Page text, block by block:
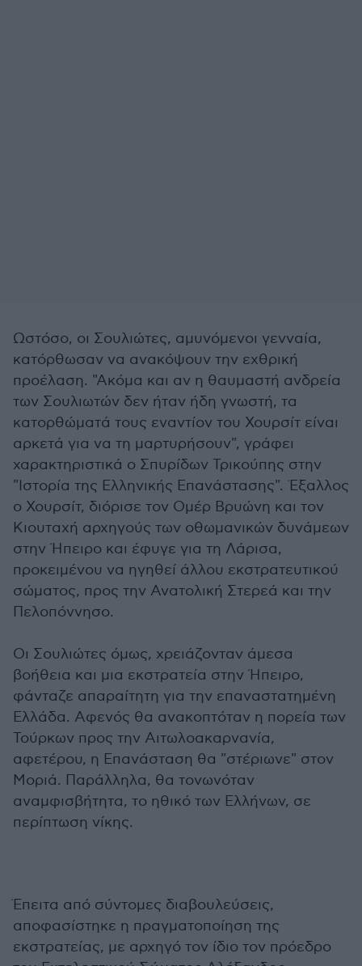
Ωστόσο, οι Σουλιώτες, αμυνόμενοι γενναία,
κατόρθωσαν να ανακόψουν την εχθρική
προέλαση. "Ακόμα και αν η θαυμαστή ανδρεία
των Σουλιωτών δεν ήταν ήδη γνωστή, τα
κατορθώματά τους εναντίον του Χουρσίτ είναι
αρκετά για να τη μαρτυρήσουν", γράφει
χαρακτηριστικά ο Σπυρίδων Τρικούπης στην
"Ιστορία της Ελληνικής Επανάστασης". Έξαλλος
ο Χουρσίτ, διόρισε τον Ομέρ Βρυώνη και τον
Κιουταχή αρχηγούς των οθωμανικών δυνάμεων
στην Ήπειρο και έφυγε για τη Λάρισα,
προκειμένου να ηγηθεί άλλου εκστρατευτικού
σώματος, προς την Ανατολική Στερεά και την
Πελοπόννησο.
Οι Σουλιώτες όμως, χρειάζονταν άμεσα
βοήθεια και μια εκστρατεία στην Ήπειρο,
φάνταζε απαραίτητη για την επαναστατημένη
Ελλάδα. Αφενός θα ανακοπτόταν η πορεία των
Τούρκων προς την Αιτωλοακαρνανία,
αφετέρου, η Επανάσταση θα "στέριωνε" στον
Μοριά. Παράλληλα, θα τονωνόταν
αναμφισβήτητα, το ηθικό των Ελλήνων, σε
περίπτωση νίκης.
Έπειτα από σύντομες διαβουλεύσεις,
αποφασίστηκε η πραγματοποίηση της
εκστρατείας, με αρχηγό τον ίδιο τον πρόεδρο